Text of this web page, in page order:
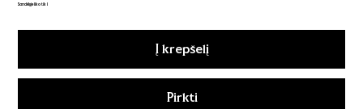
Sandėlyje liko tik 1
Į krepšelį
Pirkti